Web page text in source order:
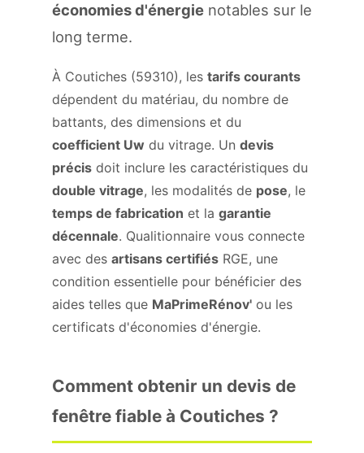
économies d'énergie notables sur le
long terme.
À Coutiches (59310), les tarifs courants
dépendent du matériau, du nombre de
battants, des dimensions et du
coefficient Uw du vitrage. Un devis
précis doit inclure les caractéristiques du
double vitrage, les modalités de pose, le
temps de fabrication et la garantie
décennale. Qualitionnaire vous connecte
avec des artisans certifiés RGE, une
condition essentielle pour bénéficier des
aides telles que MaPrimeRénov' ou les
certificats d'économies d'énergie.
Comment obtenir un devis de
fenêtre fiable à Coutiches ?